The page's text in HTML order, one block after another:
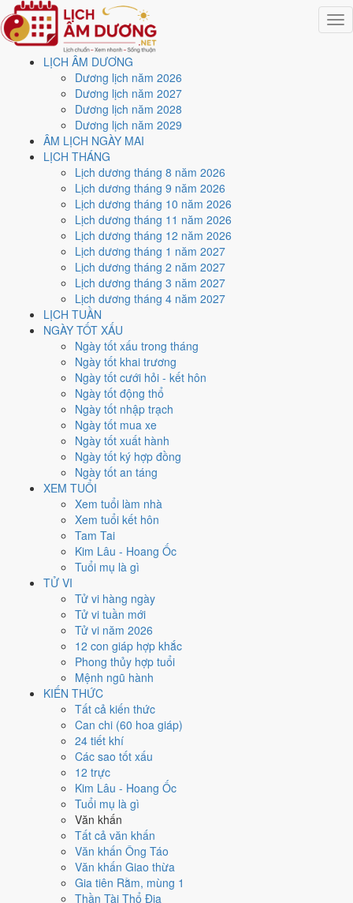
LỊCH ÂM DƯƠNG
Dương lịch năm 2026
Dương lịch năm 2027
Dương lịch năm 2028
Dương lịch năm 2029
ÂM LỊCH NGÀY MAI
LỊCH THÁNG
Lịch dương tháng 8 năm 2026
Lịch dương tháng 9 năm 2026
Lịch dương tháng 10 năm 2026
Lịch dương tháng 11 năm 2026
Lịch dương tháng 12 năm 2026
Lịch dương tháng 1 năm 2027
Lịch dương tháng 2 năm 2027
Lịch dương tháng 3 năm 2027
Lịch dương tháng 4 năm 2027
LỊCH TUẦN
NGÀY TỐT XẤU
Ngày tốt xấu trong tháng
Ngày tốt khai trương
Ngày tốt cưới hỏi - kết hôn
Ngày tốt động thổ
Ngày tốt nhập trạch
Ngày tốt mua xe
Ngày tốt xuất hành
Ngày tốt ký hợp đồng
Ngày tốt an táng
XEM TUỔI
Xem tuổi làm nhà
Xem tuổi kết hôn
Tam Tai
Kim Lâu - Hoang Ốc
Tuổi mụ là gì
TỬ VI
Tử vi hàng ngày
Tử vi tuần mới
Tử vi năm 2026
12 con giáp hợp khắc
Phong thủy hợp tuổi
Mệnh ngũ hành
KIẾN THỨC
Tất cả kiến thức
Can chi (60 hoa giáp)
24 tiết khí
Các sao tốt xấu
12 trực
Kim Lâu - Hoang Ốc
Tuổi mụ là gì
Văn khấn
Tất cả văn khấn
Văn khấn Ông Táo
Văn khấn Giao thừa
Gia tiên Rằm, mùng 1
Thần Tài Thổ Địa
Trang chủ
Lịch năm 2022
Tháng 12/2022
Ngày 9/12/2022 (Bính Thân)
Xem ngày9/12/2022
lịch - Ngày 16/11 âm lịch
(Bính Thân) tốt hay xấu?
Ngày 9/12/2022 dương lịch (Thứ Sáu) là ngày 16/11/2022 âm lịch
Bính Thân- Can khắc Chi, Trực Thành, Sao Quỷ, nạp âm
Sơn Hạ Hỏa. Tổng hòa, đây làNgày Đại Cátvới điểm trung bình
cho các việc quan trọng. Giờ Hoàng Đạo trong ngày:
Thìn, Tỵ, Mùi, Tuất.
Ngày Dương
Tháng 12 năm 2022
Tháng 11 âm năm 2022
Tiết Đại Tuyết
Mậu Tý
Nhâm Dần
Ngày Bính Thân có TrựcThành
việc) và gặp SaoThanh Long hoàng đạo
8.0/10nên đây làNgày Đại Cát
trương, ký kết.
Tý, Thìn, Tỵhợp ngày; tuổi
Ngày 9/12/2022 tốt hay xấu cho
việc gì?
Ngày 9/12/2022 đạt8.0/10
táng - chôn cất (10/10), thấp nhất là
Thành (ngày thành tựu - đại cát, tốt cho mọi việc) và gặp Sao Thanh
Long hoàng đạo nên điểm từng việc chênh nhau như bảng dưới.
Cưới hỏi - đính hôn
Rất tốt
Cưới hỏi - đính hôn hôm nay ở
Thành và Ngày Hoàng Đạo , nhưng Sao Quỷ kéo giảm điểm.